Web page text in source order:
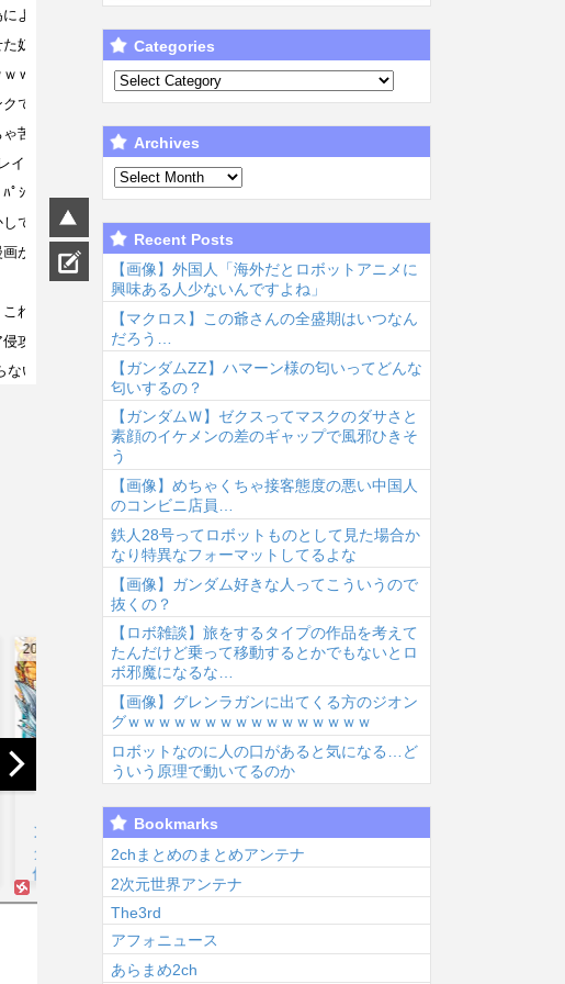
2026/8/7 08:49
福田雄一「新ケ
ロロに福田組が
出ます！」→爆
死 ちいかわの
監督...
2026/8/7 08:25
太鼓の達人、ゲ
ォント変更へ
値上げの影響
か...
2026/8/7 07:25
【ヤニねこ】こ
Categories
Archives
Recent Posts
【画像】外国人「海外だとロボットアニメに
興味ある人少ないんですよね」
【マクロス】この爺さんの全盛期はいつなん
だろう…
【ガンダムΖΖ】ハマーン様の匂いってどんな
匂いするの？
【ガンダムＷ】ゼクスってマスクのダサさと
素顔のイケメンの差のギャップで風邪ひきそ
う
【画像】めちゃくちゃ接客態度の悪い中国人
のコンビニ店員…
鉄人28号ってロボットものとして見た場合か
なり特異なフォーマットしてるよな
【画像】ガンダム好きな人ってこういうので
抜くの？
【ロボ雑談】旅をするタイプの作品を考えて
たんだけど乗って移動するとかでもないとロ
ボ邪魔になるな…
【画像】グレンラガンに出てくる方のジオン
グｗｗｗｗｗｗｗｗｗｗｗｗｗｗｗｗ
ロボットなのに人の口があると気になる…ど
ういう原理で動いてるのか
Bookmarks
2chまとめのまとめアンテナ
2次元世界アンテナ
The3rd
アフォニュース
あらまめ2ch